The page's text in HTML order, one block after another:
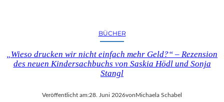
BÜCHER
„Wieso drucken wir nicht einfach mehr Geld?“ – Rezension
des neuen Kindersachbuchs von Saskia Hödl und Sonja
Stangl
Veröffentlicht am:28. Juni 2026vonMichaela Schabel